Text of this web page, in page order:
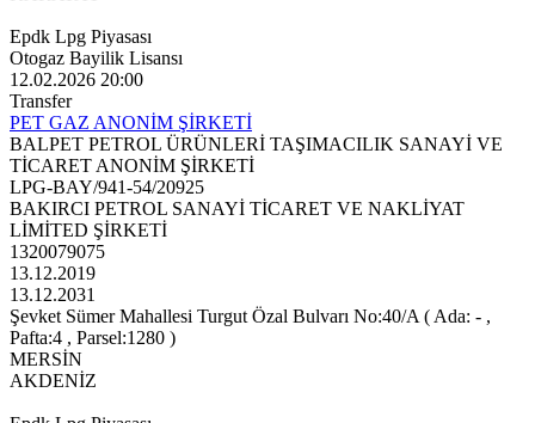
Epdk Lpg Piyasası
Otogaz Bayilik Lisansı
12.02.2026 20:00
Transfer
PET GAZ ANONİM ŞİRKETİ
BALPET PETROL ÜRÜNLERİ TAŞIMACILIK SANAYİ VE
TİCARET ANONİM ŞİRKETİ
LPG-BAY/941-54/20925
BAKIRCI PETROL SANAYİ TİCARET VE NAKLİYAT
LİMİTED ŞİRKETİ
1320079075
13.12.2019
13.12.2031
Şevket Sümer Mahallesi Turgut Özal Bulvarı No:40/A ( Ada: - ,
Pafta:4 , Parsel:1280 )
MERSİN
AKDENİZ